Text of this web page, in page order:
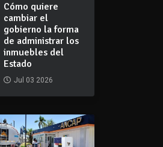
Cómo quiere
cambiar el
gobierno la forma
de administrar los
inmuebles del
Estado
Jul 03 2026